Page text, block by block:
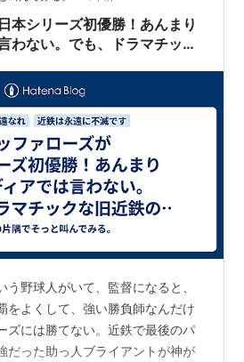
本シリーズ初優勝！あんまり
わない。でも、ドラマチック
う野球人がいて、監督になると、
をよくして、強い勝負師なんだけ
ズには勝てない。近鉄で最後のパ
だった助っ人ブライアントが神が